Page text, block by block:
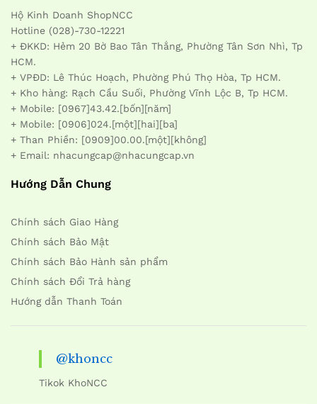
Hộ Kinh Doanh ShopNCC
Hotline (028)-730-12221
+ ĐKKD: Hẻm 20 Bờ Bao Tân Thắng, Phường Tân Sơn Nhì, Tp
HCM.
+ VPĐD: Lê Thúc Hoạch, Phường Phú Thọ Hòa, Tp HCM.
+ Kho hàng: Rạch Cầu Suối, Phường Vĩnh Lộc B, Tp HCM.
+ Mobile: [0967]43.42.[bốn][năm]
+ Mobile: [0906]024.[một][hai][ba]
+ Than Phiền: [0909]00.00.[một][không]
+ Email: nhacungcap@nhacungcap.vn
Hướng Dẫn Chung
Chính sách Giao Hàng
Chính sách Bảo Mật
Chính sách Bảo Hành sản phẩm
Chính sách Đổi Trả hàng
Hướng dẫn Thanh Toán
@khoncc
Tikok KhoNCC